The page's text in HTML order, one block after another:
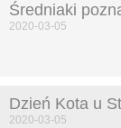
Średniaki
2020-03-05
Dzień Kota u
2020-03-05